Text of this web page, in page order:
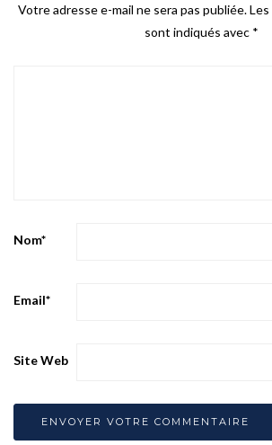
Votre adresse e-mail ne sera pas publiée.
sont indiqués avec *
Nom*
Email*
Site Web